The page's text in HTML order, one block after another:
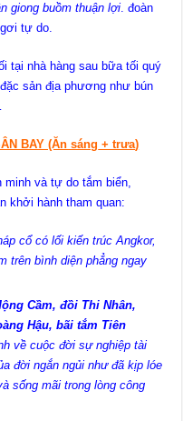
giong buồm thuận lợi. đoàn
tự do.
tại nhà hàng sau bữa tối quý
sản địa phương như bún
BAY (Ăn sáng + trưa)
và tự do tắm biển,
khởi hành tham quan:
cổ có lối kiến trúc Angkor,
trên bình diện phẳng ngay
Cầm, đồi Thi Nhân,
Hậu, bãi tắm Tiên
về cuộc đời sự nghiệp tài
đời ngắn ngủi như đã kịp lóe
sống mãi trong lòng công